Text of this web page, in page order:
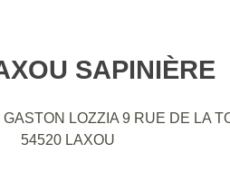
SAPINIÈRE
LOZZIA 9 RUE DE LA
54520 LAXOU